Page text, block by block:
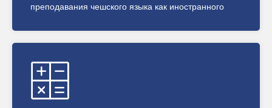
преподавания чешского языка как иностранного